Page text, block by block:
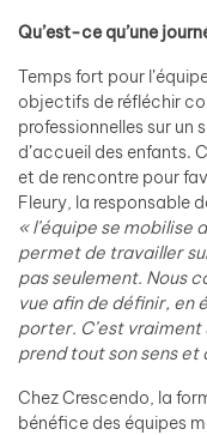
Qu’est-ce qu’une
Temps fort pour
objectifs de réfléchir
professionnelles sur un
d’accueil des enfants.
et de rencontre pour
Fleury, la responsable
« l’équipe se mobilise
permet de travailler
pas seulement. Nous
vue afin de définir, en
porter. C’est
prend tout son sens
Chez Crescendo, la
bénéfice des équipes